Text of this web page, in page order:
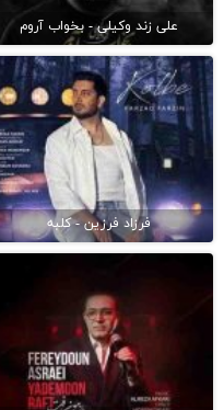
علی زند وکیلی - بخواب آروم
فرزاد فرزین - کلبه